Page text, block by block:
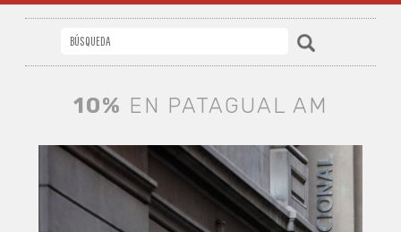
10% EN PATAGUAL AM